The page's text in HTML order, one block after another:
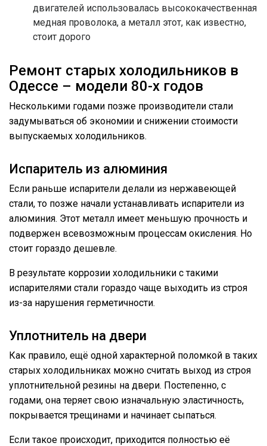
двигателей использовалась высококачественная
медная проволока, а металл этот, как известно,
стоит дорого
Ремонт старых холодильников в
Одессе – модели 80-х годов
Несколькими годами позже производители стали
задумываться об экономии и снижении стоимости
выпускаемых холодильников.
Испаритель из алюминия
Если раньше испарители делали из нержавеющей
стали, то позже начали устанавливать испарители из
алюминия. Этот металл имеет меньшую прочность и
подвержен всевозможным процессам окисления. Но
стоит гораздо дешевле.
В результате коррозии холодильники с такими
испарителями стали гораздо чаще выходить из строя
из-за нарушения герметичности.
Уплотнитель на двери
Как правило, ещё одной характерной поломкой в таких
старых холодильниках можно считать выход из строя
уплотнительной резины на двери. Постепенно, с
годами, она теряет свою изначальную эластичность,
покрывается трещинами и начинает сыпаться.
Если такое происходит, приходится полностью её